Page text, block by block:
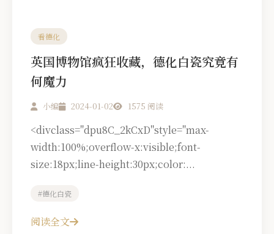
看德化
英国博物馆疯狂收藏，德化白瓷究竟有
何魔力
小编 2024-01-02 1575 阅读
<divclass="dpu8C_2kCxD"style="max-
width:100%;overflow-x:visible;font-
size:18px;line-height:30px;color:...
#德化白瓷
阅读全文